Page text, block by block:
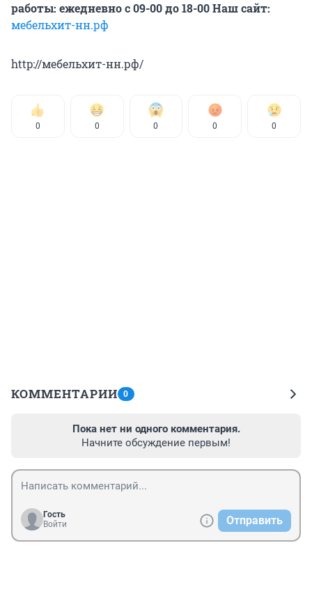
работы: ежедневно с 09-00 до 18-00 Наш сайт:
мебельхит-нн.рф
http://мебельхит-нн.рф/
0 0 0 0 0
КОММЕНТАРИИ 0
Пока нет ни одного комментария.
Начните обсуждение первым!
Гость
Войти
Отправить